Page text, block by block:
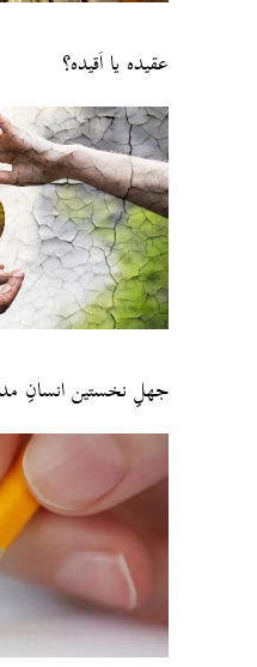
عقیده یا اَقیده؟
جهلِ نخستین انسانِ